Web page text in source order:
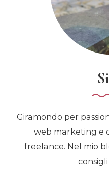
Giramondo per
web marketing e
freelance. Nel mio